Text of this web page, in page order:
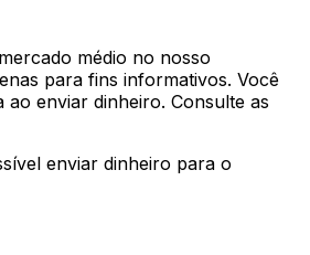
médio no nosso
para fins informativos. Você
ao enviar dinheiro. Consulte as
enviar dinheiro para o